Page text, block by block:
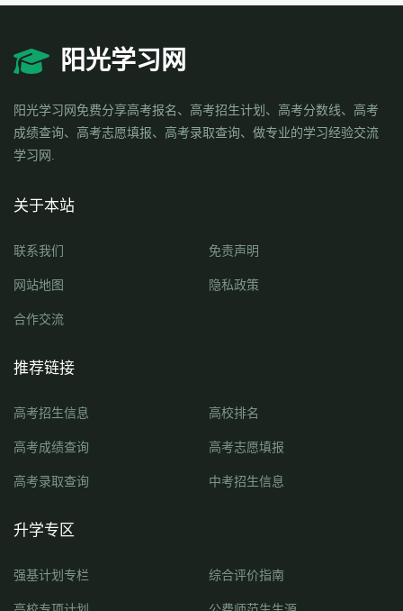
阳光学习网
阳光学习网免费分享高考报名、高考招生计划、高考分数线、高考
成绩查询、高考志愿填报、高考录取查询、做专业的学习经验交流
学习网.
关于本站
联系我们 免责声明
网站地图 隐私政策
合作交流
推荐链接
高考招生信息 高校排名
高考成绩查询 高考志愿填报
高考录取查询 中考招生信息
升学专区
强基计划专栏 综合评价指南